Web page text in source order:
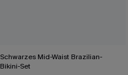
Schwarzes Mid-Waist Brazilian-
Bikini-Set